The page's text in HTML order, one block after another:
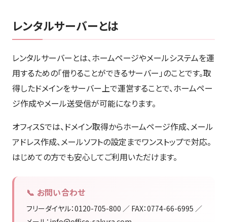
レンタルサーバーとは
レンタルサーバーとは、ホームページやメールシステムを運
用するための「借りることができるサーバー」のことです。取
得したドメインをサーバー上で運営することで、ホームペー
ジ作成やメール送受信が可能になります。
オフィスSでは、ドメイン取得からホームページ作成、メール
アドレス作成、メールソフトの設定までワンストップで対応。
はじめての方でも安心してご利用いただけます。
📞 お問い合わせ
フリーダイヤル：0120-705-800 ／ FAX：0774-66-6995 ／